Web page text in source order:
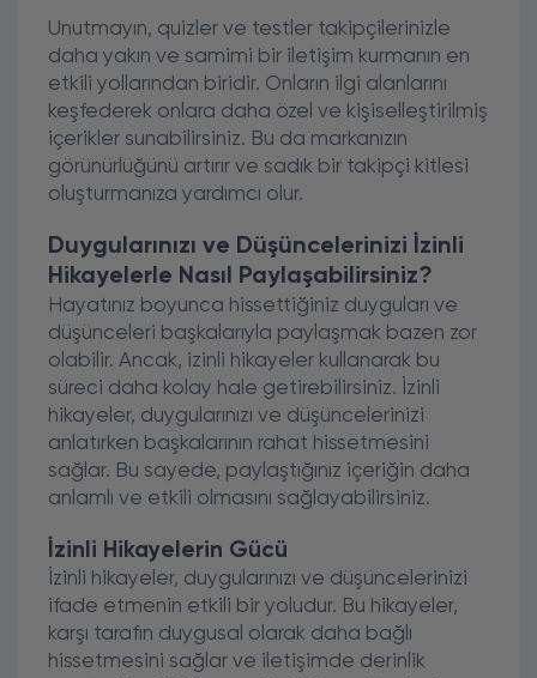
Unutmayın, quizler ve testler takipçilerinizle
daha yakın ve samimi bir iletişim kurmanın en
etkili yollarından biridir. Onların ilgi alanlarını
keşfederek onlara daha özel ve kişiselleştirilmiş
içerikler sunabilirsiniz. Bu da markanızın
görünürlüğünü artırır ve sadık bir takipçi kitlesi
oluşturmanıza yardımcı olur.
Duygularınızı ve Düşüncelerinizi İzinli
Hikayelerle Nasıl Paylaşabilirsiniz?
Hayatınız boyunca hissettiğiniz duyguları ve
düşünceleri başkalarıyla paylaşmak bazen zor
olabilir. Ancak, izinli hikayeler kullanarak bu
süreci daha kolay hale getirebilirsiniz. İzinli
hikayeler, duygularınızı ve düşüncelerinizi
anlatırken başkalarının rahat hissetmesini
sağlar. Bu sayede, paylaştığınız içeriğin daha
anlamlı ve etkili olmasını sağlayabilirsiniz.
İzinli Hikayelerin Gücü
İzinli hikayeler, duygularınızı ve düşüncelerinizi
ifade etmenin etkili bir yoludur. Bu hikayeler,
karşı tarafın duygusal olarak daha bağlı
hissetmesini sağlar ve iletişimde derinlik